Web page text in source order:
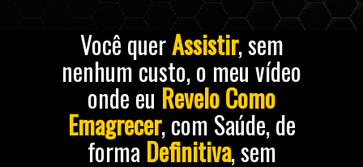
Você querAssistir, sem
nenhum custo, o meu vídeo
onde eu Revelo Como
Emagrecer, com Saúde, de
forma Definitiva, sem